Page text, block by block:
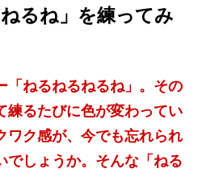
るね」を練ってみ
「ねるねるねるね」。その
練るたびに色が変わってい
ワク感が、今でも忘れられ
でしょうか。そんな「ねる